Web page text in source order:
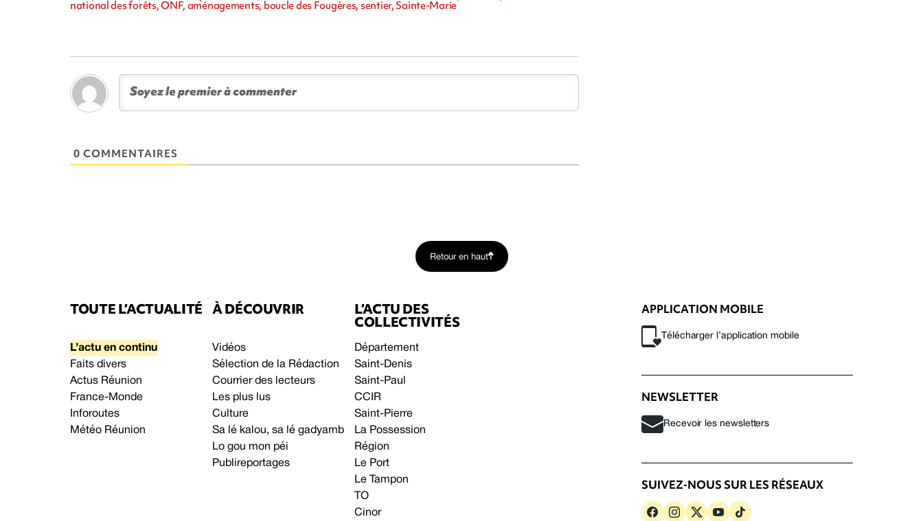
national des forêts, ONF, aménagements, boucle des Fougères, sentier, Sainte-Marie
0 COMMENTAIRES
Retour en haut
TOUTE L’ACTUALITÉ
L’actu en continu
Faits divers
Actus Réunion
France-Monde
Inforoutes
Météo Réunion
À DÉCOUVRIR
Vidéos
Sélection de la Rédaction
Courrier des lecteurs
Les plus lus
Culture
Sa lé kalou, sa lé gadyamb
Lo gou mon péi
Publireportages
L’ACTU DES
COLLECTIVITÉS
Département
Saint-Denis
Saint-Paul
CCIR
Saint-Pierre
La Possession
Région
Le Port
Le Tampon
TO
Cinor
APPLICATION MOBILE
Télécharger l’application mobile
NEWSLETTER
Recevoir les newsletters
SUIVEZ-NOUS SUR LES RÉSEAUX